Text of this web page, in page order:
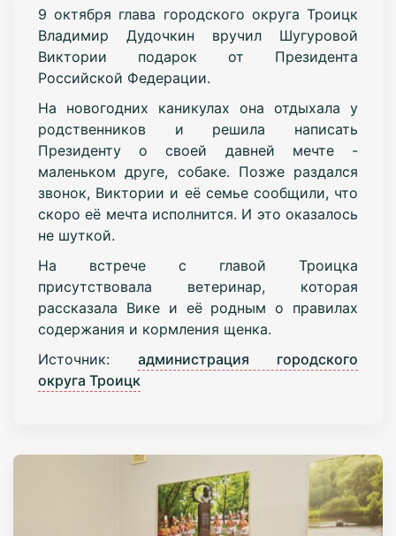
9 октября глава городского округа Троицк
Владимир Дудочкин вручил Шугуровой
Виктории подарок от Президента
Российской Федерации.
На новогодних каникулах она отдыхала у
родственников и решила написать
Президенту о своей давней мечте -
маленьком друге, собаке. Позже раздался
звонок, Виктории и её семье сообщили, что
скоро её мечта исполнится. И это оказалось
не шуткой.
На встрече с главой Троицка
присутствовала ветеринар, которая
рассказала Вике и её родным о правилах
содержания и кормления щенка.
Источник: администрация городского
округа Троицк